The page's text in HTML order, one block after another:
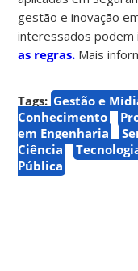
gestão e inovação
interessados
as regras. Mais
Tags: Gestão e
Conhecimento
em Engenharia
Ciência
Pública